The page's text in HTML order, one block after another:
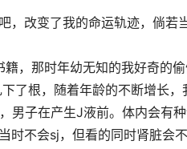
，改变了我的命运轨迹，倘若
，那时年幼无知的我好奇的
了根，随着年龄的不断增长，
男子在产生J液前。体内会有
不会sj，但看的同时肾脏会不